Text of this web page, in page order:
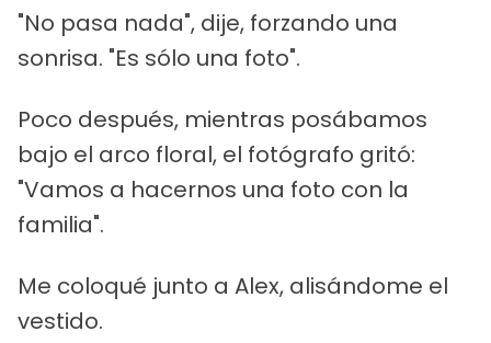
"No pasa nada", dije, forzando una
sonrisa. "Es sólo una foto".
Poco después, mientras posábamos
bajo el arco floral, el fotógrafo gritó:
"Vamos a hacernos una foto con la
familia".
Me coloqué junto a Alex, alisándome el
vestido.